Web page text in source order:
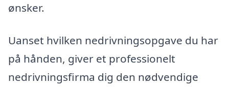
ønsker.
Uanset hvilken nedrivningsopgave du har
på hånden, giver et professionelt
nedrivningsfirma dig den nødvendige